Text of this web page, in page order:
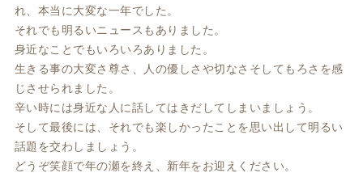
れ、本当に大変な一年でした。
それでも明るいニュースもありました。
身近なことでもいろいろありました。
生きる事の大変さ尊さ、人の優しさや切なさそしてもろさを感
じさせられました。
辛い時には身近な人に話してはきだしてしまいましょう。
そして最後には、それでも楽しかったことを思い出して明るい
話題を交わしましょう。
どうぞ笑顔で年の瀬を終え、新年をお迎えください。